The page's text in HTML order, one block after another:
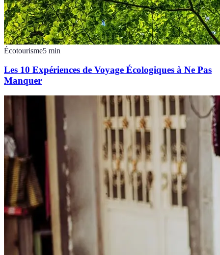
Écotourisme5 min
Les 10 Expériences de Voyage Écologiques à Ne Pas
Manquer